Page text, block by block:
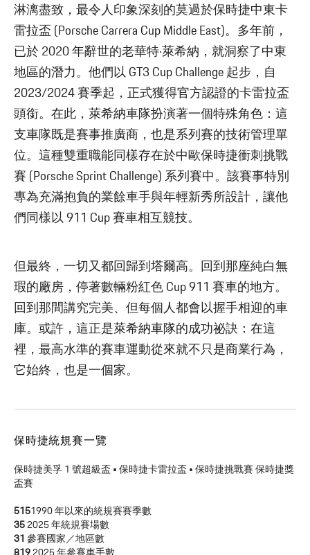
淋漓盡致，最令人印象深刻的莫過於保時捷中東卡
雷拉盃 (Porsche Carrera Cup Middle East)。多年前，
已於 2020 年辭世的老華特·萊希納，就洞察了中東
地區的潛力。他們以 GT3 Cup Challenge 起步，自
2023/2024 賽季起，正式獲得官方認證的卡雷拉盃
頭銜。在此，萊希納車隊扮演著一個特殊角色：這
支車隊既是賽事推廣商，也是系列賽的技術管理單
位。這種雙重職能同樣存在於中歐保時捷衝刺挑戰
賽 (Porsche Sprint Challenge) 系列賽中。該賽事特別
專為充滿抱負的業餘車手與年輕新秀所設計，讓他
們同樣以 911 Cup 賽車相互競技。
但最終，一切又都回歸到塔爾高。回到那座純白無
瑕的廠房，停著數輛粉紅色 Cup 911 賽車的地方。
回到那間講究完美、但每個人都會以握手相迎的車
庫。或許，這正是萊希納車隊的成功祕訣：在這
裡，最高水準的賽車運動從來就不只是商業行為，
它始終，也是一個家。
保時捷統規賽一覽
保時捷美孚 1 號超級盃 • 保時捷卡雷拉盃 • 保時捷挑戰賽 保時捷獎
盃賽
5151990 年以來的統規賽賽季數
352025 年統規賽場數
31 參賽國家／地區數